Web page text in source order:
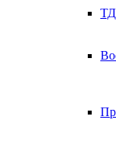
ТД